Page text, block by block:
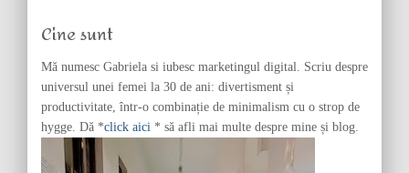
o
Cine sunt
Mă numesc Gabriela si iubesc marketingul digital. Scriu despre
universul unei femei la 30 de ani: divertisment și
productivitate, într-o combinație de minimalism cu o strop de
hygge. Dă *click aici * să afli mai multe despre mine și blog.